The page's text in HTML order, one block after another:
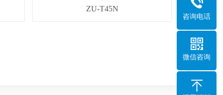
ZU-T45N
咨询电话
微信咨询